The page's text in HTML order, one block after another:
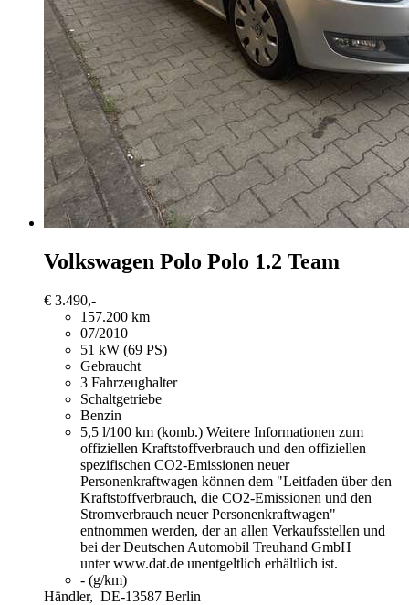
Volkswagen Polo Polo 1.2 Team
€ 3.490,-
157.200 km
07/2010
51 kW (69 PS)
Gebraucht
3 Fahrzeughalter
Schaltgetriebe
Benzin
5,5 l/100 km (komb.) Weitere Informationen zum
offiziellen Kraftstoffverbrauch und den offiziellen
spezifischen CO2-Emissionen neuer
Personenkraftwagen können dem "Leitfaden über den
Kraftstoffverbrauch, die CO2-Emissionen und den
Stromverbrauch neuer Personenkraftwagen"
entnommen werden, der an allen Verkaufsstellen und
bei der Deutschen Automobil Treuhand GmbH
unter www.dat.de unentgeltlich erhältlich ist.
- (g/km)
Händler, DE-13587 Berlin